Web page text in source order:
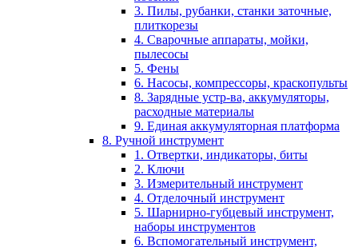
3. Пилы, рубанки, станки заточные,
плиткорезы
4. Сварочные аппараты, мойки,
пылесосы
5. Фены
6. Насосы, компрессоры, краскопульты
8. Зарядные устр-ва, аккумуляторы,
расходные материалы
9. Единая аккумуляторная платформа
8. Ручной инструмент
1. Отвертки, индикаторы, биты
2. Ключи
3. Измерительный инструмент
4. Отделочный инструмент
5. Шарнирно-губцевый инструмент,
наборы инструментов
6. Вспомогательный инструмент,